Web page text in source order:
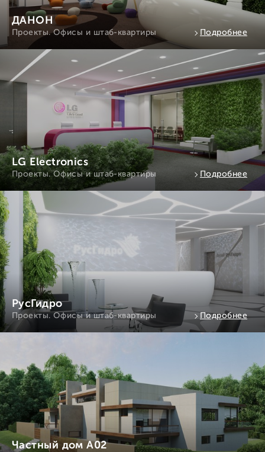
ДАНОН
Проекты. Офисы и штаб-квартиры Подробнее
LG Electronics
Проекты. Офисы и штаб-квартиры Подробнее
РусГидро
Проекты. Офисы и штаб-квартиры Подробнее
Частный дом А02